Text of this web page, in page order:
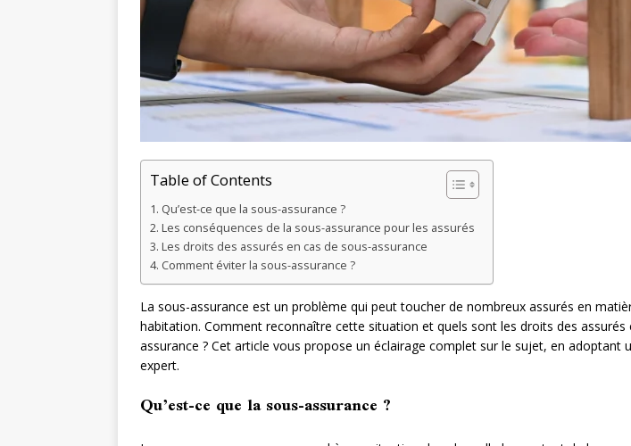
Table of Contents
Qu’est-ce que la sous-assurance ?
Les conséquences de la sous-assurance pour les assurés
Les droits des assurés en cas de sous-assurance
Comment éviter la sous-assurance ?
La sous-assurance est un problème qui peut toucher de nombreux assurés en
habitation. Comment reconnaître cette situation et quels sont les droits des assurés
assurance ? Cet article vous propose un éclairage complet sur le sujet, en adoptant
expert.
Qu’est-ce que la sous-assurance ?